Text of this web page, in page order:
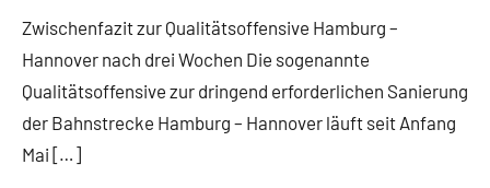
Zwischenfazit zur Qualitätsoffensive Hamburg –
Hannover nach drei Wochen Die sogenannte
Qualitätsoffensive zur dringend erforderlichen Sanierung
der Bahnstrecke Hamburg – Hannover läuft seit Anfang
Mai […]